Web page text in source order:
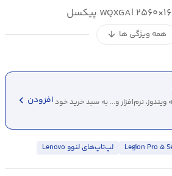
همه ویژگی ها arrow_downward
نرم‌افزار و... به سبد خرید خودافزودن chevron_left
لپ‌تاپ‌های لنوو Lenovo